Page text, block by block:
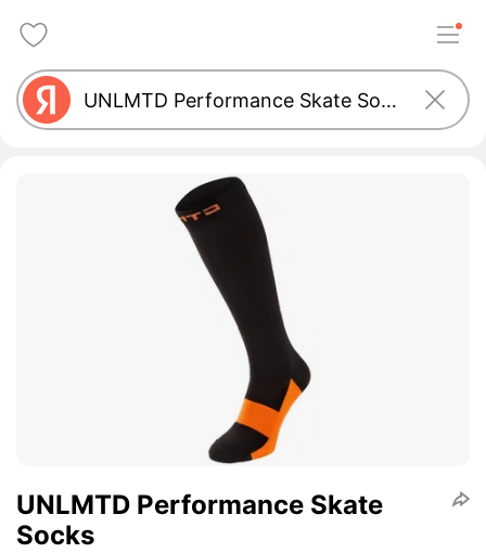
UNLMTD Performance Skate
Socks